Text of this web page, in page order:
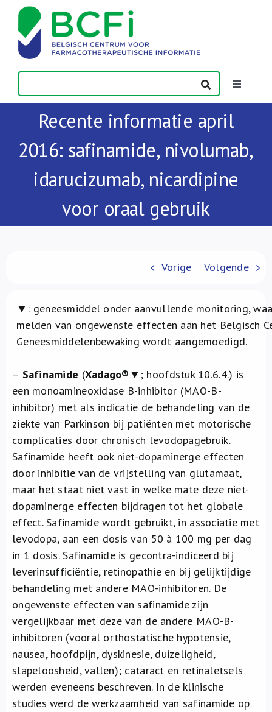
content
Toggle
Nieuws
Publicaties
Recente informatie april
2016: safinamide, nivolumab,
idarucizumab, nicardipine
voor oraal gebruik
Vorige Volgende
▼: geneesmiddel onder aanvullende monitoring,
melden van ongewenste effecten aan het Belgisch
Geneesmiddelenbewaking wordt aangemoedigd.
– Safinamide (Xadago® ▼; hoofdstuk 10.6.4.) is
een monoamineoxidase B-inhibitor (MAO-B-
inhibitor) met als indicatie de behandeling van de
ziekte van Parkinson bij patiënten met motorische
complicaties door chronisch levodopagebruik.
Safinamide heeft ook niet-dopaminerge effecten
door inhibitie van de vrijstelling van glutamaat,
maar het staat niet vast in welke mate deze niet-
dopaminerge effecten bijdragen tot het globale
effect. Safinamide wordt gebruikt, in associatie met
levodopa, aan een dosis van 50 à 100 mg per dag
in 1 dosis. Safinamide is gecontra-indiceerd bij
leverinsufficiëntie, retinopathie en bij gelijktijdige
behandeling met andere MAO-inhibitoren. De
ongewenste effecten van safinamide zijn
vergelijkbaar met deze van de andere MAO-B-
inhibitoren (vooral orthostatische hypotensie,
nausea, hoofdpijn, dyskinesie, duizeligheid,
slapeloosheid, vallen); cataract en retinaletsels
werden eveneens beschreven. In de klinische
studies werd de werkzaamheid van safinamide op